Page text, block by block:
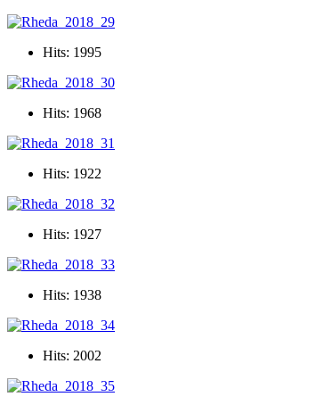
Hits: 1995
Hits: 1968
Hits: 1922
Hits: 1927
Hits: 1938
Hits: 2002